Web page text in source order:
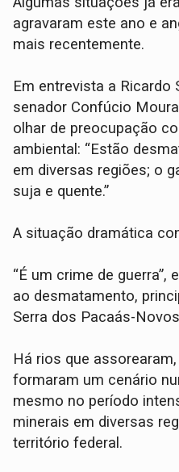
agravaram este ano e
mais recentemente.
Em entrevista a Ricardo
senador Confúcio
olhar de preocupação
ambiental: “Estão
em diversas regiões; o
suja e quente.”
A situação dramática
“É um crime de
ao desmatamento,
Serra dos Pacaás-
Há rios que
formaram um cenário
mesmo no período
minerais em diversas
território federal.